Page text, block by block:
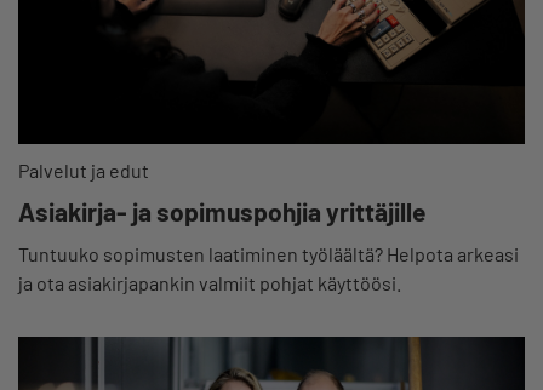
Palvelut ja edut
Asiakirja- ja sopimuspohjia yrittäjille
Tuntuuko sopimusten laatiminen työläältä? Helpota arkeasi
ja ota asiakirjapankin valmiit pohjat käyttöösi.